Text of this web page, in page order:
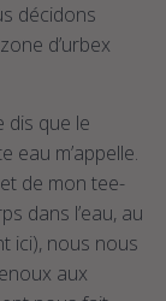
décidons
d’urbex
dis que le
eau m’appelle.
de mon tee-
dans l’eau, au
ici), nous nous
aux